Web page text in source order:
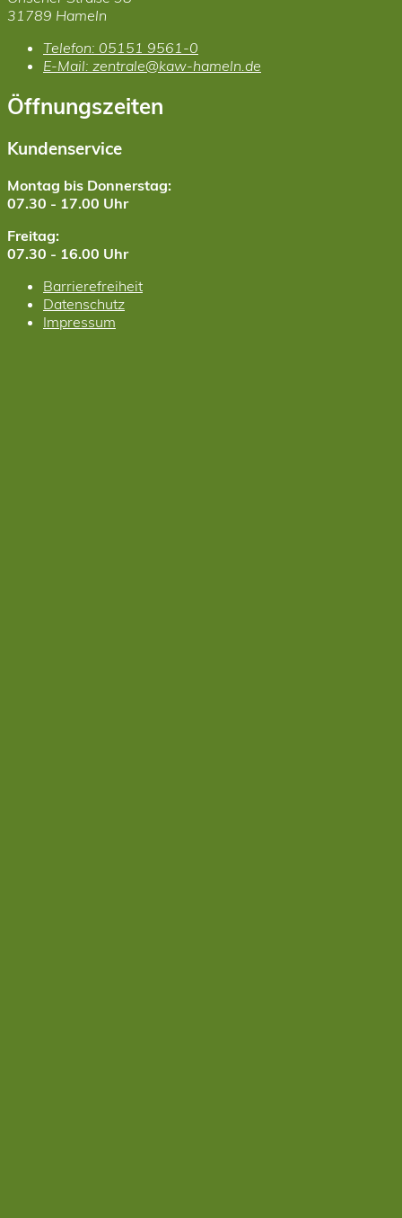
31789 Hameln
Telefon: 05151 9561-0
E-Mail: zentrale@kaw-hameln.de
Öffnungszeiten
Kundenservice
Montag bis Donnerstag:
07.30 - 17.00 Uhr
Freitag:
07.30 - 16.00 Uhr
Barrierefreiheit
Datenschutz
Impressum